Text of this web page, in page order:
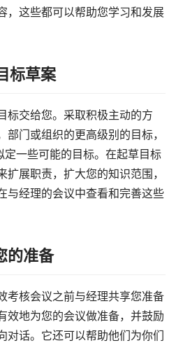
，这些都可以帮助您学习和发展
标草案
标交给您。采取积极主动的方
门或组织的更高级别的目标，
一些可能的目标。在起草目标
展职责，扩大您的知识范围，
与经理的会议中查看和完善这些
的准备
考核会议之前与经理共享您准备
效地为您的会议做准备，并鼓励
对话。它还可以帮助他们为你们